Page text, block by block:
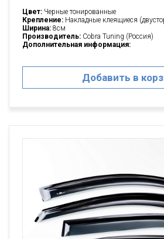
Цвет: Черные тонированные
Крепление: Накладные клеящиеся
Ширина: 8см
Производитель: Cobra Tuning (Россия)
Дополнительная информация:
Добавить в